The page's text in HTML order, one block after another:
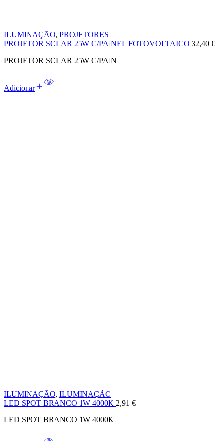
ILUMINAÇÃO, PROJETORES
PROJETOR SOLAR 25W C/PAINEL FOTOVOLTAICO 32,40 €
PROJETOR SOLAR 25W C/PAIN
Adicionar
ILUMINAÇÃO, ILUMINAÇÃO
LED SPOT BRANCO 1W 4000K 2,91 €
LED SPOT BRANCO 1W 4000K